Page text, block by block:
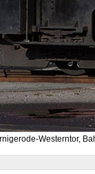
Westerntor,